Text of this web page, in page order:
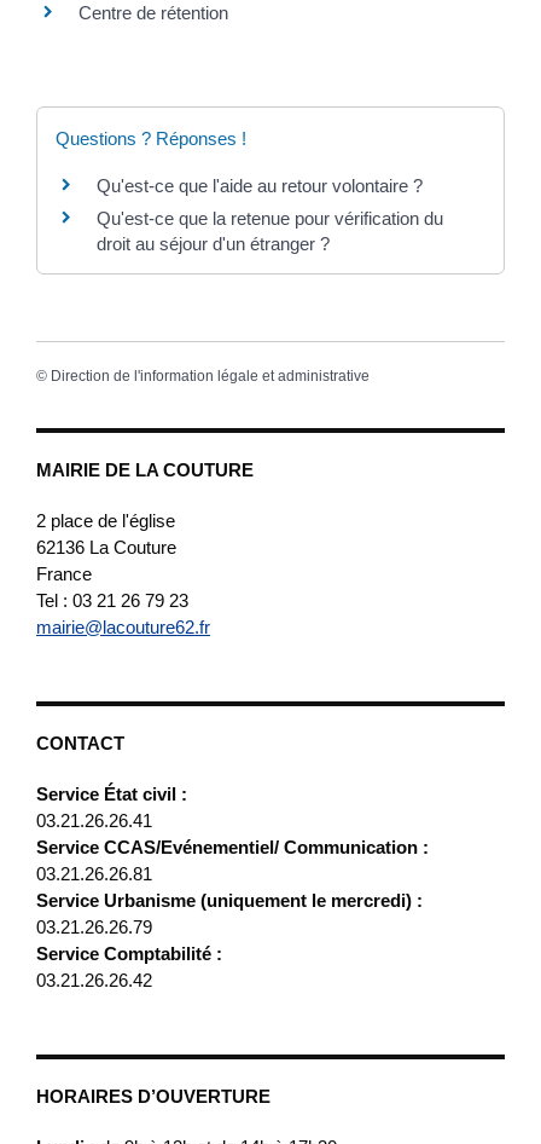
MAIRIE DE LA COUTURE
2 place de l'église
62136 La Couture
France
Tel : 03 21 26 79 23
mairie@lacouture62.fr
CONTACT
Service État civil :
03.21.26.26.41
Service CCAS/Evénementiel/ Communication :
03.21.26.26.81
Service Urbanisme (uniquement le mercredi) :
03.21.26.26.79
Service Comptabilité :
03.21.26.26.42
HORAIRES D’OUVERTURE
Centre de rétention
Questions ? Réponses !
Qu'est-ce que l'aide au retour volontaire ?
Qu'est-ce que la retenue pour vérification du
droit au séjour d'un étranger ?
© Direction de l'information légale et administrative